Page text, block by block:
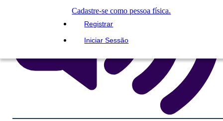
Cadastre-se como pessoa física.
Registrar
Iniciar Sessão